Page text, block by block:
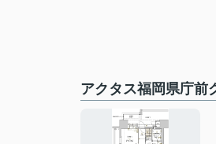
アクタス福岡県庁前